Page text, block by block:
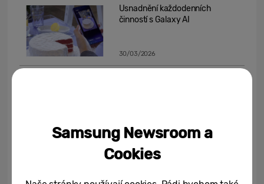
Usnadnění každodenních
činností s Galaxy AI
30/03/2026
Přichází Samsung Galaxy S25
Edge, tenoučký zázrak se
Samsung Newsroom a
Cookies